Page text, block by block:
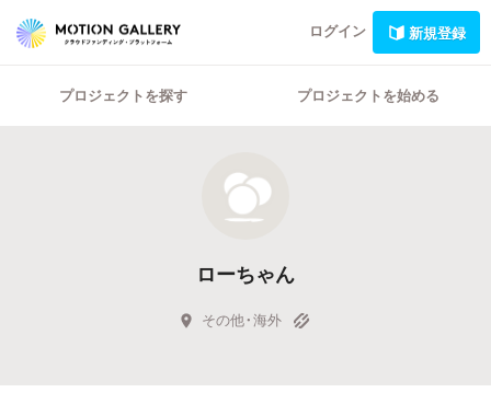
ログイン 新規登録
プロジェクトを探す プロジェクトを始める
ローちゃん
その他・海外